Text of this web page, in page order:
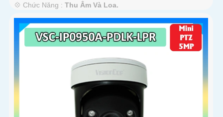
️💠 Chức Năng : Thu Âm Và Loa.